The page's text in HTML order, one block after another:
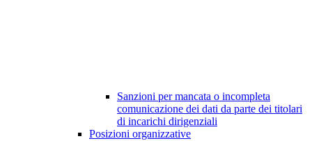
Sanzioni per mancata o incompleta
comunicazione dei dati da parte dei titolari
di incarichi dirigenziali
Posizioni organizzative